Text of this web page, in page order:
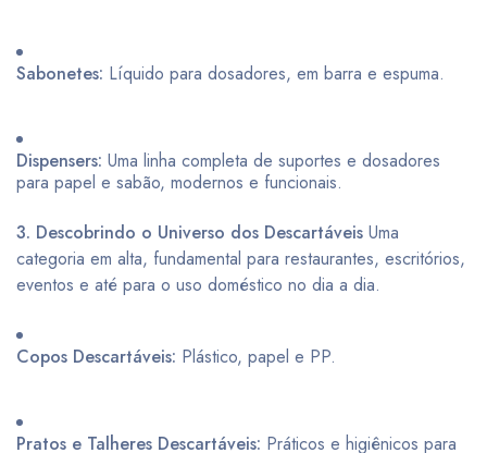
Sabonetes: Líquido para dosadores, em barra e espuma.
Dispensers: Uma linha completa de suportes e dosadores
para papel e sabão, modernos e funcionais.
3. Descobrindo o Universo dos Descartáveis Uma
categoria em alta, fundamental para restaurantes, escritórios,
eventos e até para o uso doméstico no dia a dia.
Copos Descartáveis: Plástico, papel e PP.
Pratos e Talheres Descartáveis: Práticos e higiênicos para